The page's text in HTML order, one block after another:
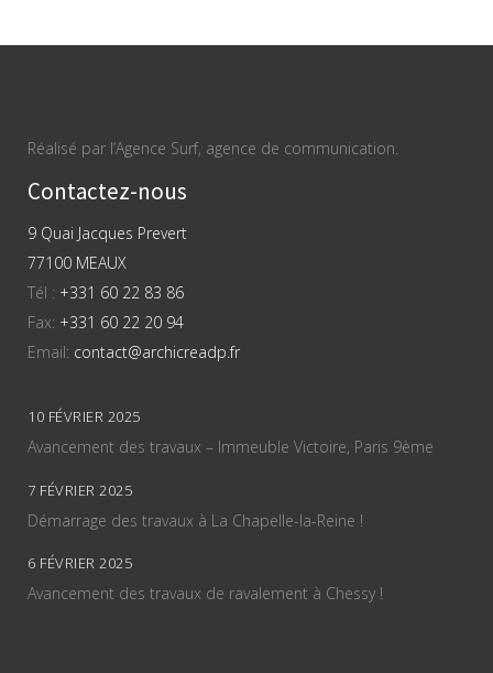
Réalisé par l’Agence Surf, agence de communication.
Contactez-nous
9 Quai Jacques Prevert
77100 MEAUX
Tél : +331 60 22 83 86
Fax: +331 60 22 20 94
Email: contact@archicreadp.fr
10 FÉVRIER 2025
Avancement des travaux – Immeuble Victoire, Paris 9ème
7 FÉVRIER 2025
Démarrage des travaux à La Chapelle-la-Reine !
6 FÉVRIER 2025
Avancement des travaux de ravalement à Chessy !